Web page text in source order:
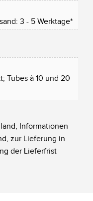
3 - 5 Werktage*
Tubes à 10 und 20
Informationen
zur Lieferung in
der Lieferfrist